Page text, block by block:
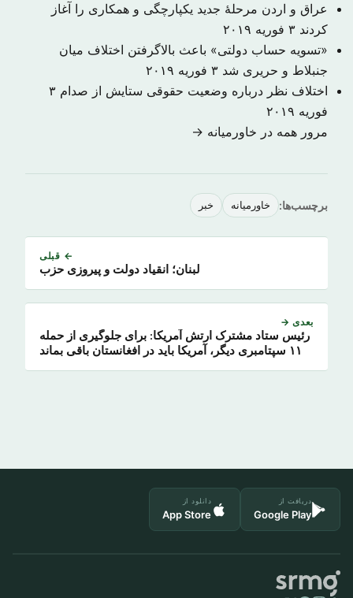
عراق و اردن مرحلهٔ جدید یکپارچگی و همکاری را آغاز
کردند ۳ فوریه ۲۰۱۹
«تسویه حساب دولتی» باعث بالاگرفتن اختلاف میان
جنبلاط و حریری شد ۳ فوریه ۲۰۱۹
اختلاف نظر درباره وضعیت حقوقی ستایش از صدام ۳
فوریه ۲۰۱۹
مرور همه در خاورمیانه →
برچسب‌ها: خاورمیانه خبر
← قبلی
لبنان؛ انقیاد دولت و پیروزی حزب
بعدی →
رئیس ستاد مشترک ارتش آمریکا: برای جلوگیری از حمله
۱۱ سپتامبری دیگر، آمریکا باید در افغانستان باقی بماند
دریافت از
Google Play
دانلود از
App Store